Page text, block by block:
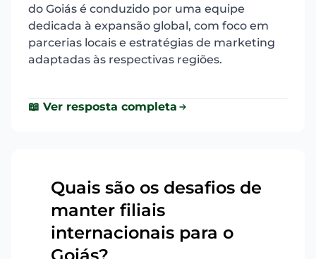
do Goiás é conduzido por uma equipe
dedicada à expansão global, com foco em
parcerias locais e estratégias de marketing
adaptadas às respectivas regiões.
📖 Ver resposta completa
Quais são os desafios de
manter filiais
internacionais para o